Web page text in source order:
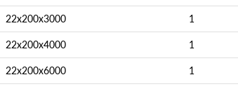
22х200х3000 1
22х200х4000 1
22х200х6000 1